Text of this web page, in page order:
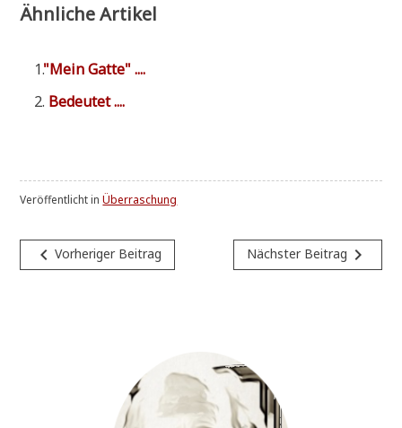
Ähnliche Artikel
"Mein Gat­te" ....
Bedeu­tet ....
Veröffentlicht inÜberraschung
Beitragsnavigation
navigate_beforeVorheriger Beitrag Nächster Beitrag navigate_next